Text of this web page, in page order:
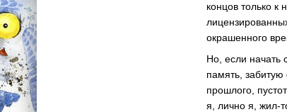
концов только
окрашенного
Но, если начать
память,
прошлого,
я, лично я, жил-